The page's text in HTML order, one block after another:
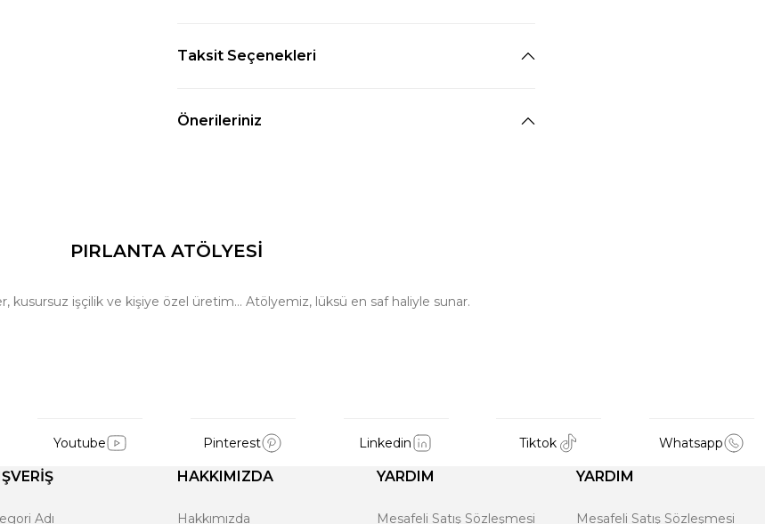
Taksit Seçenekleri
Önerileriniz
PIRLANTA ATÖLYESİ
kusursuz işçilik ve kişiye özel üretim… Atölyemiz, lüksü en saf haliyle sunar.
Youtube Pinterest Linkedin Tiktok Whatsapp
Adı
HAKKIMIZDA
Hakkımızda
YARDIM
Mesafeli Satış Sözleşmesi
YARDIM
Mesafeli Satış Sözleşmesi